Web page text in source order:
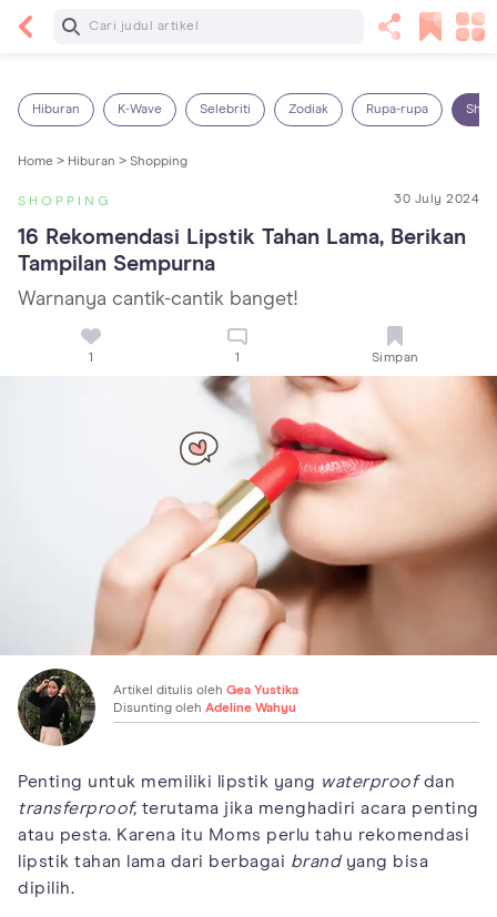
Baca Selanjutnya
Hiburan K-Wave Selebriti Zodiak Rupa-rupa
Home > Hiburan > Shopping
SHOPPING 30 July 2024
16 Rekomendasi Lipstik Tahan Lama, Berikan
Tampilan Sempurna
Warnanya cantik-cantik banget!
1 1 Simpan
Artikel ditulis oleh Gea Yustika
Disunting oleh Adeline Wahyu
Penting untuk memiliki lipstik yang waterproofdan
transferproof, terutama jika menghadiri acara penting
atau pesta. Karena itu Moms perlu tahu rekomendasi
lipstik tahan lama dari berbagai brandyang bisa
dipilih.